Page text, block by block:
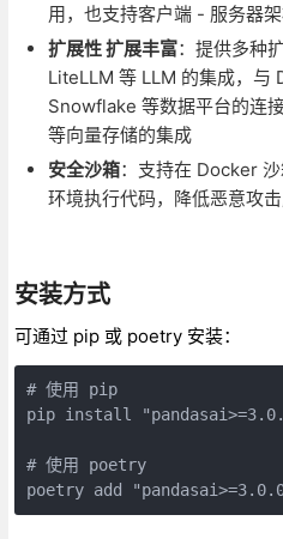
用，也支持客户端 - 服务器
扩展性 扩展丰富：提供多种
LiteLLM 等 LLM 的集成，与
Snowflake 等数据平台的连
等向量存储的集成
安全沙箱：支持在 Docker
环境执行代码，降低恶意攻
安装方式
可通过 pip 或 poetry 安装：
# 使用 pip
pip install
# 使用 poetry
poetry add